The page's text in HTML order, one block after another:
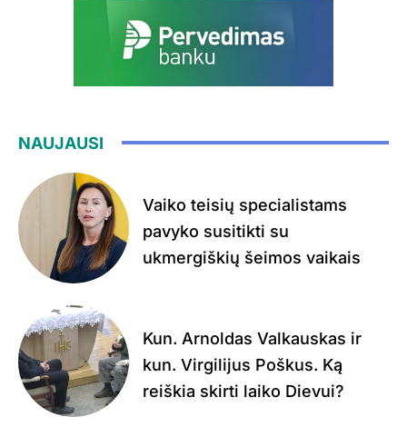
NAUJAUSI
Vaiko teisių specialistams
pavyko susitikti su
ukmergiškių šeimos vaikais
Kun. Arnoldas Valkauskas ir
kun. Virgilijus Poškus. Ką
reiškia skirti laiko Dievui?